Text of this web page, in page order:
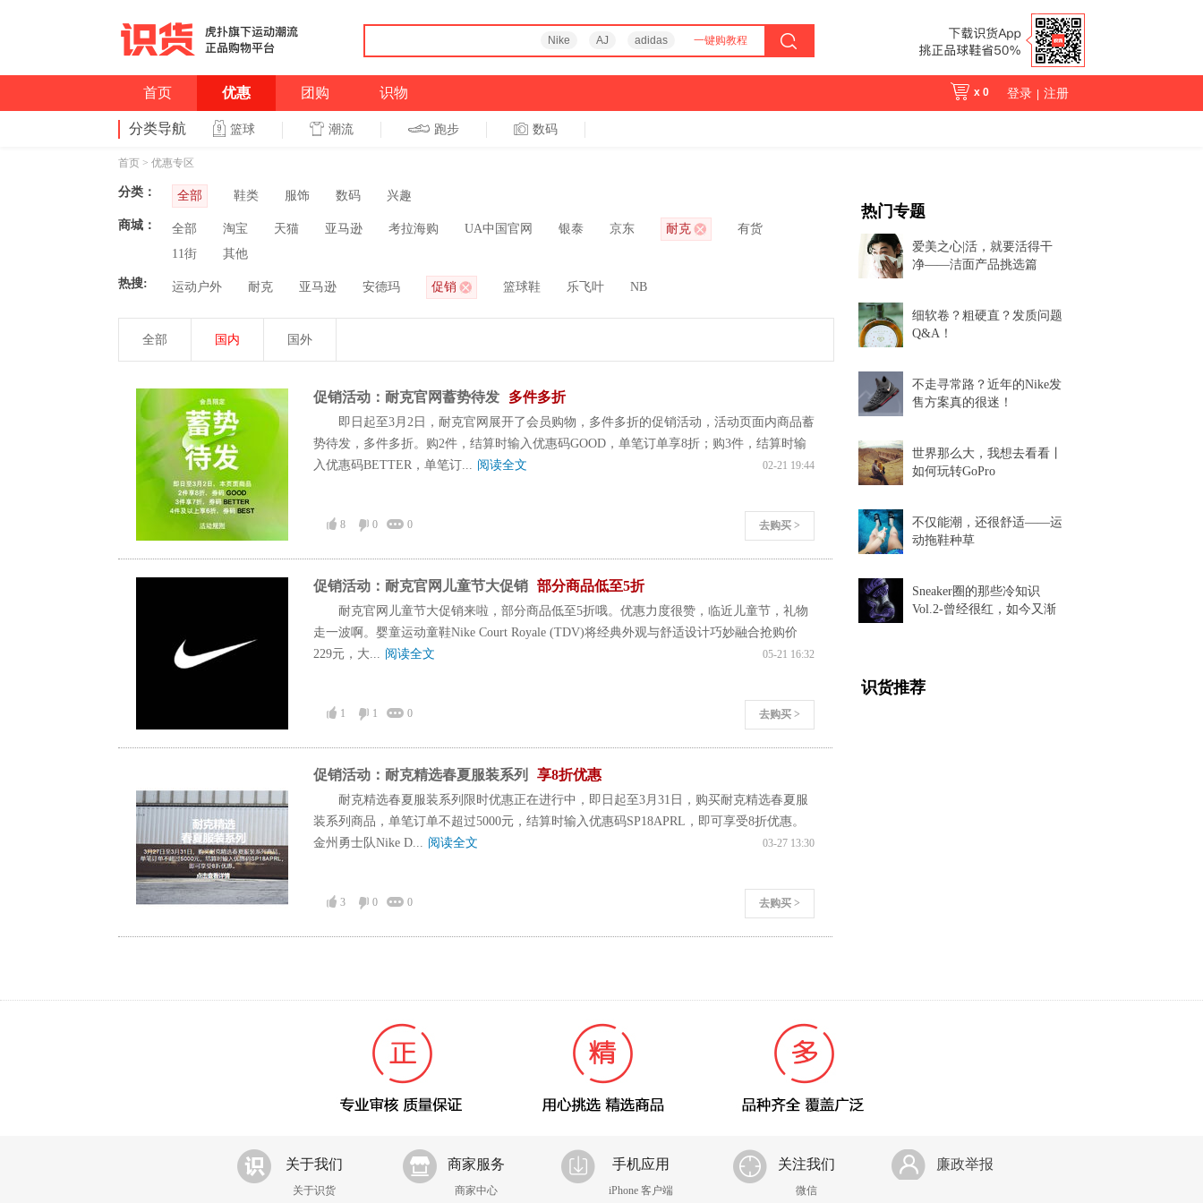
Nike AJ adidas 一键购教程
首页 优惠 团购 识物 x 0 登录 注册
分类导航 篮球 潮流 跑步 数码
首页 > 优惠专区
分类： 全部 鞋类 服饰 数码 兴趣
商城： 全部 淘宝 天猫 亚马逊 考拉海购 UA中国官网 银泰 京东 耐克
有货
11街
其他
热搜: 运动户外 耐克 亚马逊 安德玛 促销 篮球鞋 乐飞叶 NB
全部 国内 国外
促销活动：耐克官网蓄势待发 多件多折
即日起至3月2日，耐克官网展开了会员购物，多件多折的促销活动，活动页面内商品蓄
势待发，多件多折。购2件，结算时输入优惠码GOOD，单笔订单享8折；购3件，结算时输
入优惠码BETTER，单笔订... 阅读全文 02-21 19:44
去购买 >
8 0 0
促销活动：耐克官网儿童节大促销 部分商品低至5折
耐克官网儿童节大促销来啦，部分商品低至5折哦。优惠力度很赞，临近儿童节，礼物
走一波啊。婴童运动童鞋Nike Court Royale (TDV)将经典外观与舒适设计巧妙融合抢购价
229元，大... 阅读全文 05-21 16:32
去购买 >
1 1 0
促销活动：耐克精选春夏服装系列 享8折优惠
耐克精选春夏服装系列限时优惠正在进行中，即日起至3月31日，购买耐克精选春夏服
装系列商品，单笔订单不超过5000元，结算时输入优惠码SP18APRL，即可享受8折优惠。
金州勇士队Nike D... 阅读全文 03-27 13:30
去购买 >
3 0 0
热门专题
爱美之心|活，就要活得干
净——洁面产品挑选篇
细软卷？粗硬直？发质问题
Q&A！
不走寻常路？近年的Nike发
售方案真的很迷！
世界那么大，我想去看看丨
如何玩转GoPro
不仅能潮，还很舒适——运
动拖鞋种草
Sneaker圈的那些冷知识
Vol.2-曾经很红，如今又渐
识货推荐
关于我们
关于识货
商家服务
商家中心
手机应用
iPhone 客户端
关注我们
微信
廉政举报